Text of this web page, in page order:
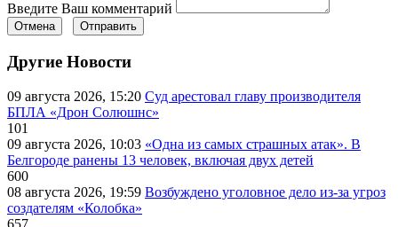
Введите Ваш комментарий
Отмена Отправить
Другие Новости
09 августа 2026, 15:20 Суд арестовал главу производителя
БПЛА «Дрон Солюшнс»
101
09 августа 2026, 10:03 «Одна из самых страшных атак». В
Белгороде ранены 13 человек, включая двух детей
600
08 августа 2026, 19:59 Возбуждено уголовное дело из-за угроз
создателям «Колобка»
657